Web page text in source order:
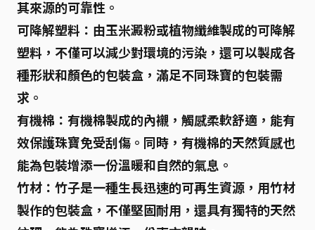
其來源的可靠性。
可降解塑料 ：由玉米澱粉或植物纖維製成的可降解
塑料，不僅可以減少對環境的污染，還可以製成各
種形狀和顏色的包裝盒，滿足不同珠寶的包裝需
求。
有機棉 ：有機棉製成的內襯，觸感柔軟舒適，能有
效保護珠寶免受刮傷。同時，有機棉的天然質感也
能為包裝增添一份溫暖和自然的氣息。
竹材 ：竹子是一種生長迅速的可再生資源，用竹材
製作的包裝盒，不僅堅固耐用，還具有獨特的天然